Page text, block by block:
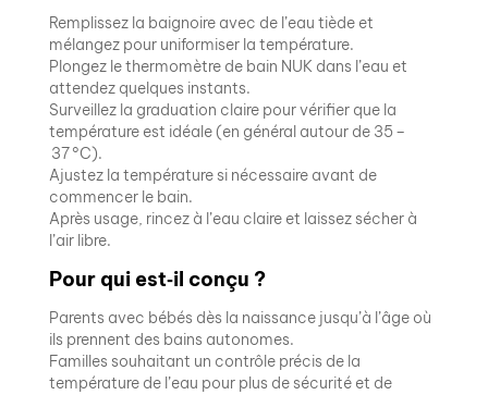
Remplissez la baignoire avec de l’eau tiède et
mélangez pour uniformiser la température.
Plongez le thermomètre de bain NUK dans l’eau et
attendez quelques instants.
Surveillez la graduation claire pour vérifier que la
température est idéale (en général autour de 35 –
37 °C).
Ajustez la température si nécessaire avant de
commencer le bain.
Après usage, rincez à l’eau claire et laissez sécher à
l’air libre.
Pour qui est‑il conçu ?
Parents avec bébés dès la naissance jusqu’à l’âge où
ils prennent des bains autonomes.
Familles souhaitant un contrôle précis de la
température de l’eau pour plus de sécurité et de